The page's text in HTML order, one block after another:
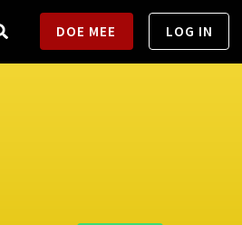
DOE MEE LOG IN